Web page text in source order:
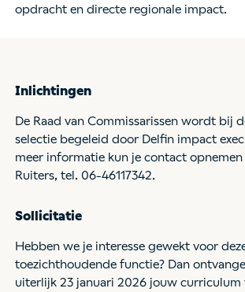
opdracht en directe regionale impact.
Inlichtingen
De Raad van Commissarissen wordt bij
selectie begeleid door Delfin impact
meer informatie kun je contact
Ruiters, tel. 06-46117342.
Sollicitatie
Hebben we je interesse gewekt voor
toezichthoudende functie? Dan
uiterlijk 23 januari 2026 jouw curriculum